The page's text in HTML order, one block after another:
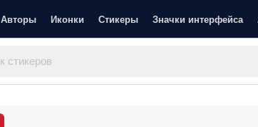
Авторы Иконки Стикеры Значки интерфейса